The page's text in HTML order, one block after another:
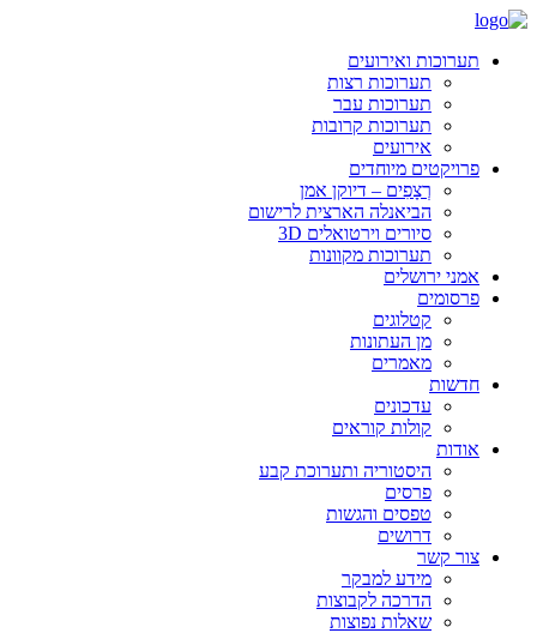
תערוכות ואירועים
תערוכות רצות
תערוכות עבר
תערוכות קרובות
אירועים
פרויקטים מיוחדים
רְצָפִים – דיוקן אמן
הביאנלה הארצית לרישום
סיורים וירטואלים 3D
תערוכות מקוונות
אמני ירושלים
פרסומים
קטלוגים
מן העתונות
מאמרים
חדשות
עדכונים
קולות קוראים
אודות
היסטוריה ותערוכת קבע
פרסים
טפסים והגשות
דרושים
צור קשר
מידע למבקר
הדרכה לקבוצות
שאלות נפוצות